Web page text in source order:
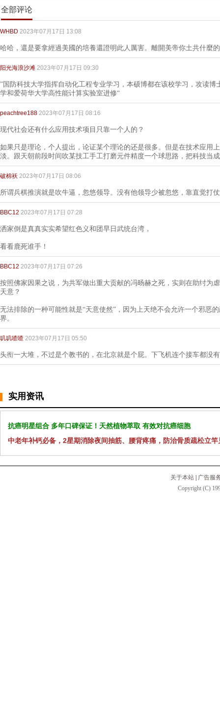
全部评论
WHBD 2023年07月17日 13:08
哈哈，還是要拿經過美國的培養還證明此人厲害。離開美帝你土共什麼
阳光海浪沙滩 2023年07月17日 09:30
”国防科技大学指挥自动化工程专业学习，本硕博都在该校学习，攻读
学和爱荷华大学高性能计算实验室进修“
peachtree188 2023年07月17日 08:16
现代社会还有什么应用技术项目只靠一个人的？
如果只是理论，个人提出，论证某个理论的还是很多。但是在技术应用
淡。跟天朝前段时间吹某技工手工打磨元件精度一个球思路，把科技当
破棉袄 2023年07月17日 08:06
所谓兵棋推演就是吹牛逼，忽悠领导。没有他领导少被忽悠，靠直觉打
BBC12 2023年07月17日 07:28
洒家倒是真真实实希望红色义和团早日武统台湾，
看看鹿死谁手！
BBC12 2023年07月17日 07:26
按照佛家因果之说，为共军做出重大贡献的冯旸赫之死，实则在助纣为
天意？
无法排除的一种可能性就是“天意使然”，因为上天绝不会允许一个邪恶
界。
叽叽喳喳 2023年07月17日 05:50
头衔一大堆，不过是个教书的，在北京就是个屁。下飞机连个接车都没
实用资讯
抗癌明星组合 多年口碑保证！天然植物萃取 有效对抗癌细胞
中老年补钙必备，2星期消除夜间抽筋、腰背疼痛，防治骨质疏松立竿
关于本站
广告服
Copyright (C)